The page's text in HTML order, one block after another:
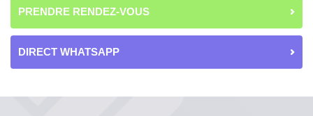
PRENDRE RENDEZ-VOUS
DIRECT WHATSAPP